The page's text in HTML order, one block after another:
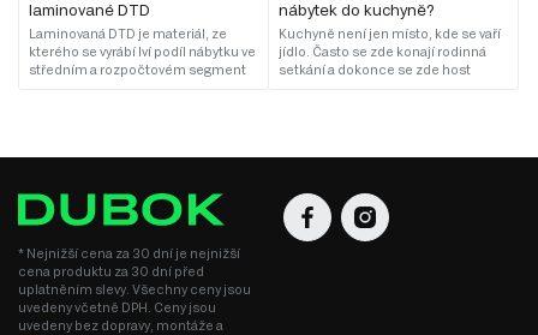
laminované DTD
Laminovaná DTD je materiál, ze
kterého se vyrábí lví podíl nábytku ve
středním a rozpočtovém segment
nábytek do kuchyně?
Kuchyně není jen místo, kde se vaří
jídlo. Často se zde konají rodinná
setkání a dokonce se zde host
* Nejnižší cena za 30 dní je nejnižší
cena produktu za 30 dní před
uplatněním slevy. Všechny ceny jsou
uvedeny včetně DPH. Ceny jsou
uvedeny bez dopravy, montáže a